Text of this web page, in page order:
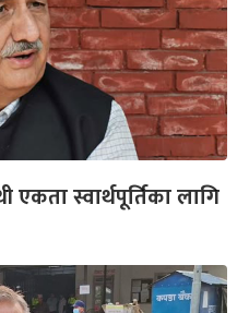
एकता स्वार्थपूर्तिका लागि